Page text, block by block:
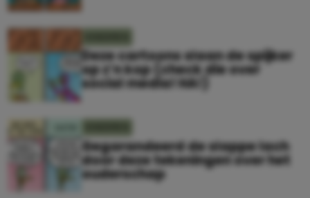
Deze cartoons slaan de spijker
op z’n kop (check die over
social media! HA!)
Gegarandeerd de slappe lach
door deze tekeningen over het
ouderschap